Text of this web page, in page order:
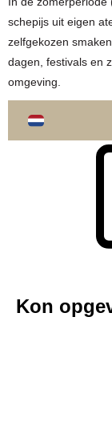
schepijs uit eigen
zelfgekozen
dagen, festivals en
omgeving.